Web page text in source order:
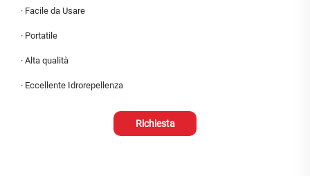
· Facile da Usare
· Portatile
· Alta qualità
· Eccellente Idrorepellenza
Richiesta